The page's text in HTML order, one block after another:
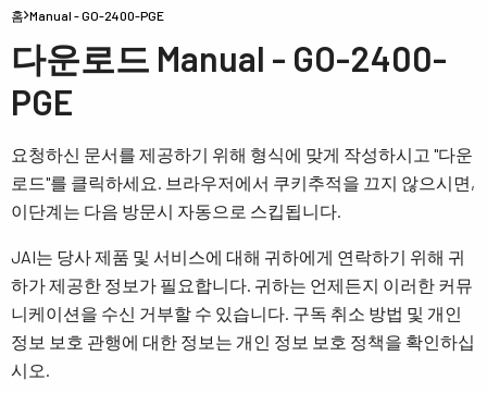
홈 Manual - GO-2400-PGE
다운로드 Manual - GO-2400-
PGE
요청하신 문서를 제공하기 위해 형식에 맞게 작성하시고 "다운
로드"를 클릭하세요. 브라우저에서 쿠키추적을 끄지 않으시면,
이단계는 다음 방문시 자동으로 스킵됩니다.
JAI는 당사 제품 및 서비스에 대해 귀하에게 연락하기 위해 귀
하가 제공한 정보가 필요합니다. 귀하는 언제든지 이러한 커뮤
니케이션을 수신 거부할 수 있습니다. 구독 취소 방법 및 개인
정보 보호 관행에 대한 정보는 개인 정보 보호 정책을 확인하십
시오.